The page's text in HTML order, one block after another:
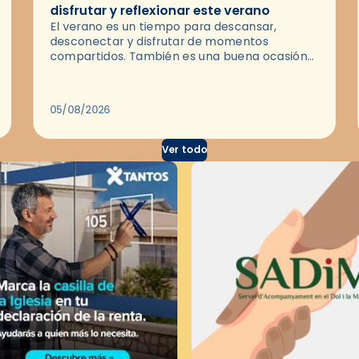
disfrutar y reflexionar este verano
El verano es un tiempo para descansar,
desconectar y disfrutar de momentos
compartidos. También es una buena ocasión
05/08/2026
Ver todo